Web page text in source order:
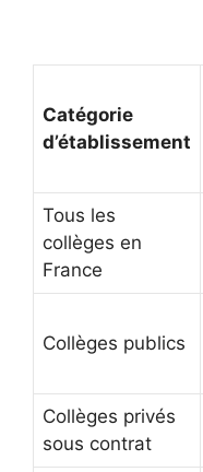
Catégorie
d’établissement
Tous les
collèges en
France
Collèges publics
Collèges privés
sous contrat